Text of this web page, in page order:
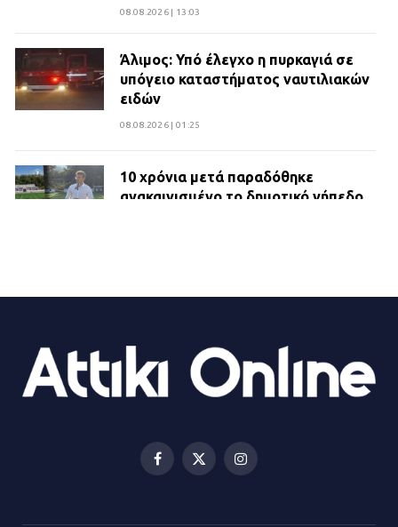
08.08.2026 | 13:03
Άλιμος: Υπό έλεγχο η πυρκαγιά σε
υπόγειο καταστήματος ναυτιλιακών
ειδών
08.08.2026 | 01:25
10 χρόνια μετά παραδόθηκε
ανακαινισμένο το δημοτικό γήπεδο
ΔΗΜΟΣ ΜΑΝΔΡΑΣ ΕΙΔΥΛΛΙΑΣ:
23.07.2026 | 14:58
Πολυχώρο ΙΡΙΣ
21.07.2026 | 14:01
Facebook
X
Instagram